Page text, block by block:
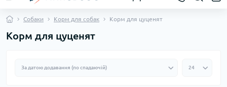
Собаки Корм для собак Корм для цуценят
Корм для цуценят